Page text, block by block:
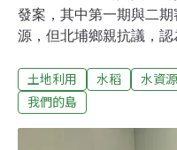
發案，其中第一期與二
源，但北埔鄉親抗議，
劇。於是開發業者與自
供水，未來五期開發案都
非切割五期在地方環評
土地利用 水稻 水資源
我們的島